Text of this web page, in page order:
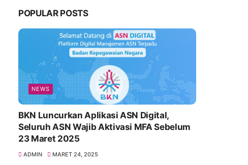
POPULAR POSTS
NEWS
BKN Luncurkan Aplikasi ASN Digital,
Seluruh ASN Wajib Aktivasi MFA Sebelum
23 Maret 2025
ADMIN MARET 24, 2025